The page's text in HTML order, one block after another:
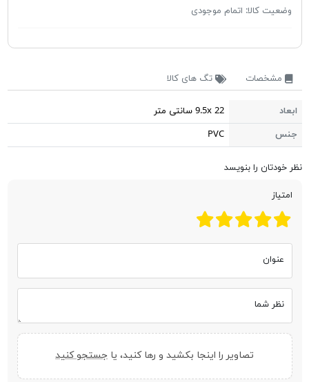
وضعیت کالا: اتمام موجودی
مشخصات تگ های کالا
ابعاد
9.5x 22 سانتی متر
جنس
PVC
نظر خودتان را بنویسد
امتیاز
عنوان
نظر شما
تصاویر را اینجا بکشید و رها کنید، یا جستجو کنید